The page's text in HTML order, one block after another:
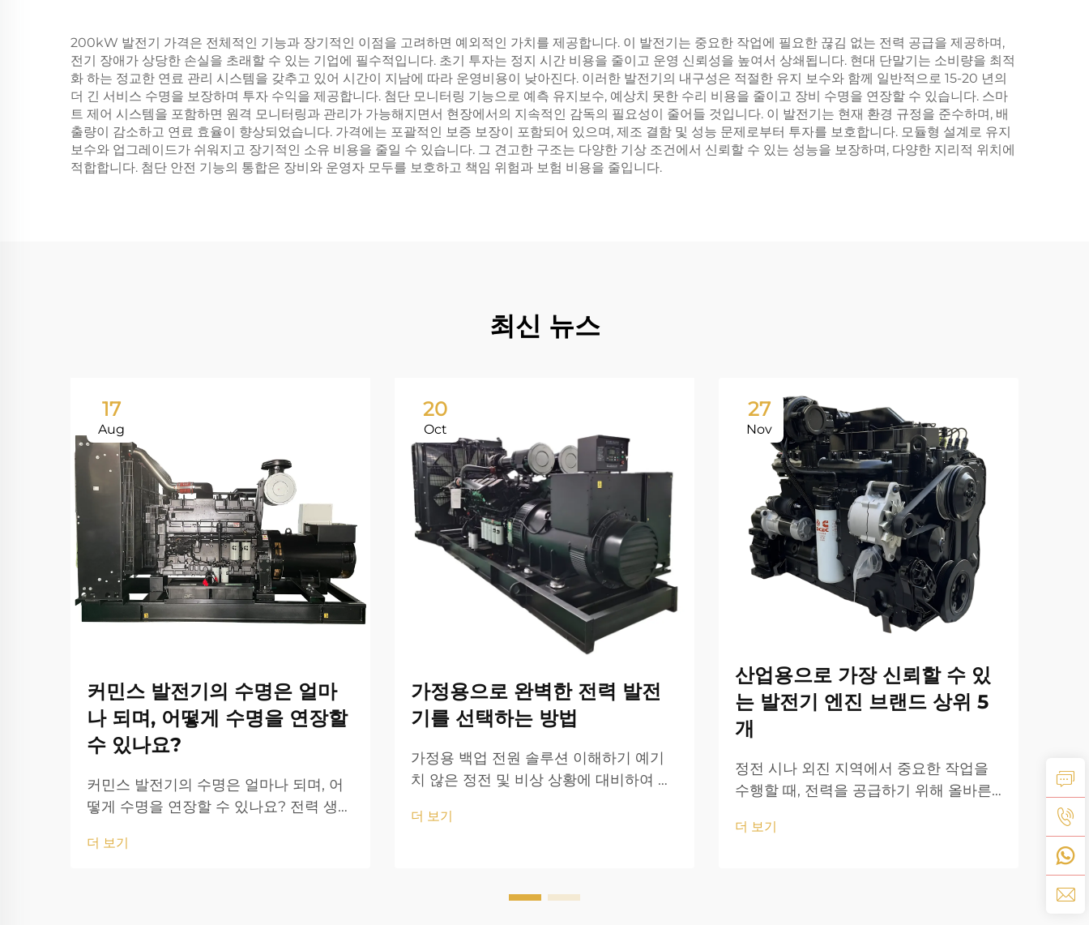
200kW 발전기 가격은 전체적인 기능과 장기적인 이점을 고려하면 예외적인 가치를 제공합니다. 이 발전기는 중요한 작업에 필요한 끊김 없는 전력 공급을 제공하며,
전기 장애가 상당한 손실을 초래할 수 있는 기업에 필수적입니다. 초기 투자는 정지 시간 비용을 줄이고 운영 신뢰성을 높여서 상쇄됩니다. 현대 단말기는 소비량을 최적
화 하는 정교한 연료 관리 시스템을 갖추고 있어 시간이 지남에 따라 운영비용이 낮아진다. 이러한 발전기의 내구성은 적절한 유지 보수와 함께 일반적으로 15-20 년의
더 긴 서비스 수명을 보장하며 투자 수익을 제공합니다. 첨단 모니터링 기능으로 예측 유지보수, 예상치 못한 수리 비용을 줄이고 장비 수명을 연장할 수 있습니다. 스마
트 제어 시스템을 포함하면 원격 모니터링과 관리가 가능해지면서 현장에서의 지속적인 감독의 필요성이 줄어들 것입니다. 이 발전기는 현재 환경 규정을 준수하며, 배
출량이 감소하고 연료 효율이 향상되었습니다. 가격에는 포괄적인 보증 보장이 포함되어 있으며, 제조 결함 및 성능 문제로부터 투자를 보호합니다. 모듈형 설계로 유지
보수와 업그레이드가 쉬워지고 장기적인 소유 비용을 줄일 수 있습니다. 그 견고한 구조는 다양한 기상 조건에서 신뢰할 수 있는 성능을 보장하며, 다양한 지리적 위치에
적합합니다. 첨단 안전 기능의 통합은 장비와 운영자 모두를 보호하고 책임 위험과 보험 비용을 줄입니다.
최신 뉴스
17
Aug
커민스 발전기의 수명은 얼마
나 되며, 어떻게 수명을 연장할
수 있나요?
커민스 발전기의 수명은 얼마나 되며, 어
떻게 수명을 연장할 수 있나요? 전력 생성
가정과 기업, 의료 기관, 산업이 끊김 없이
더 보기
20
Oct
가정용으로 완벽한 전력 발전
기를 선택하는 방법
가정용 백업 전원 솔루션 이해하기 예기
치 않은 정전 및 비상 상황에 대비하여 가
전기가 최후의 보루 역할을 해줍니다. 자
더 보기
27
Nov
산업용으로 가장 신뢰할 수 있
는 발전기 엔진 브랜드 상위 5
개
정전 시나 외진 지역에서 중요한 작업을
수행할 때, 전력을 공급하기 위해 올바른
기업과 산업에 있어 매우 중요합니다. 신
더 보기
들
목